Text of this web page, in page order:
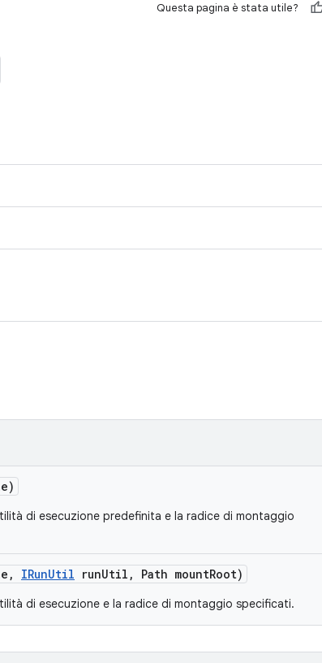
Questa pagina è stata utile?
di esecuzione predefinita e la radice di montaggio
, IRunUtil runUtil , Path mountRoot)
di esecuzione e la radice di montaggio specificati.